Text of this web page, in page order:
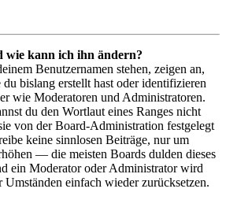
wie kann ich ihn ändern?
Benutzernamen stehen, zeigen an,
bislang erstellt hast oder identifizieren
wie Moderatoren und Administratoren.
du den Wortlaut eines Ranges nicht
von der Board-Administration festgelegt
keine sinnlosen Beiträge, nur um
— die meisten Boards dulden dieses
ein Moderator oder Administrator wird
Umständen einfach wieder zurücksetzen.